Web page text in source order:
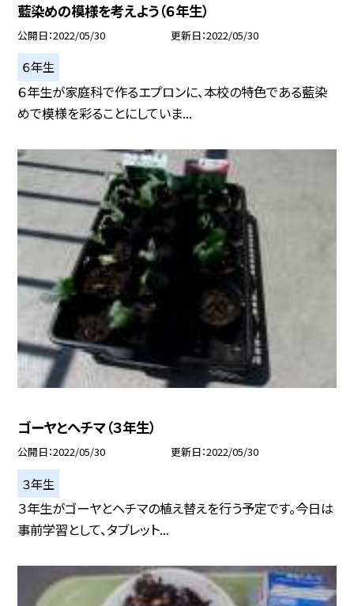
藍染めの模様を考えよう（６年生）
公開日 2022/05/30 更新日 2022/05/30
６年生
６年生が家庭科で作るエプロンに、本校の特色である藍染
めで模様を彩ることにしていま...
ゴーヤとヘチマ（３年生）
公開日 2022/05/30 更新日 2022/05/30
３年生
３年生がゴーヤとヘチマの植え替えを行う予定です。今日は
事前学習として、タブレット...